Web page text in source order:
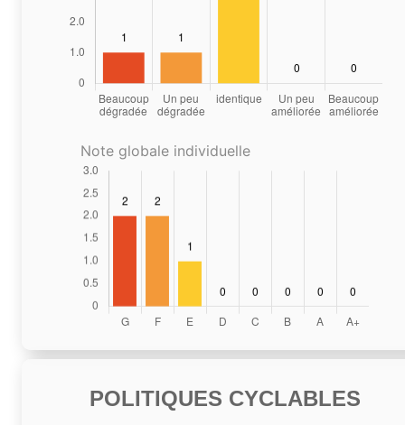
Note globale individuelle
POLITIQUES CYCLABLES